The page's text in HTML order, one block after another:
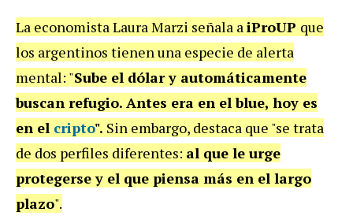
La economista Laura Marzi señala a iProUP que
los argentinos tienen una especie de alerta
mental: "Sube el dólar y automáticamente
buscan refugio. Antes era en el blue, hoy es
en el cripto". Sin embargo, destaca que "se trata
de dos perfiles diferentes: al que le urge
protegerse y el que piensa más en el largo
plazo".